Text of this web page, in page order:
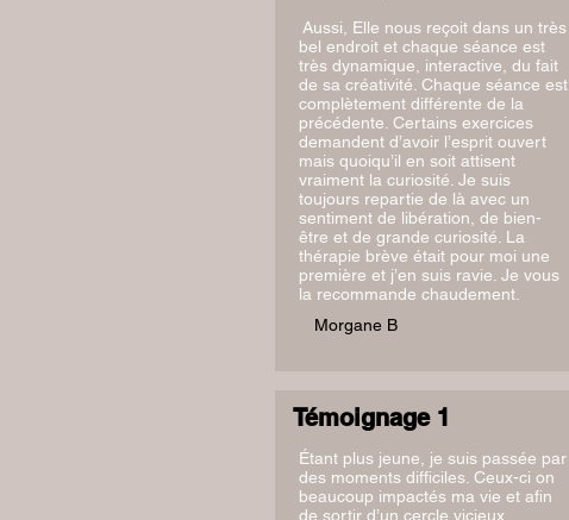
Aussi, Elle nous reçoit dans un très
bel endroit et chaque séance est
très dynamique, interactive, du fait
de sa créativité. Chaque séance est
complètement différente de la
précédente. Certains exercices
demandent d’avoir l’esprit ouvert
mais quoiqu’il en soit attisent
vraiment la curiosité. Je suis
toujours repartie de là avec un
sentiment de libération, de bien-
être et de grande curiosité. La
thérapie brève était pour moi une
première et j’en suis ravie. Je vous
la recommande chaudement.
Morgane B
Témoignage 1
Étant plus jeune, je suis passée par
des moments difficiles. Ceux-ci on
beaucoup impactés ma vie et afin
de sortir d’un cercle vicieux